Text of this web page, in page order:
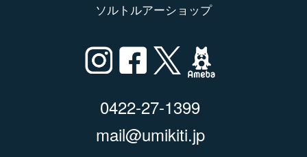
ソルトルアーショップ
0422-27-1399
mail@umikiti.jp